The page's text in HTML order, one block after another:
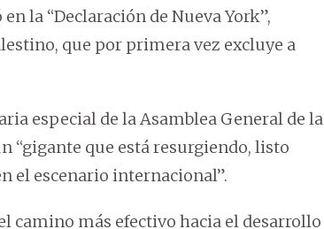
la “Declaración de Nueva York”,
que por primera vez excluye a
especial de la Asamblea General de la
“gigante que está resurgiendo, listo
el escenario internacional”.
camino más efectivo hacia el desarrollo